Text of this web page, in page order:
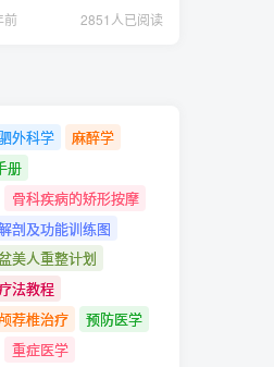
前 2851人已阅读
外科学
麻醉学
册
骨科疾病的矫形按摩
剖及功能训练图
美人重整计划
法教程
颅荐椎治疗
预防医学
重症医学